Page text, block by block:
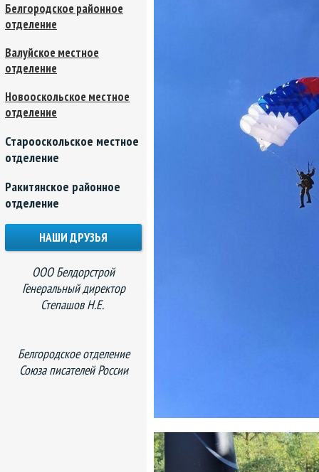
Белгородское районное
отделение
Валуйское местное
отделение
Новооскольское местное
отделение
Старооскольское местное
отделение
Ракитянское районное
отделение
НАШИ ДРУЗЬЯ
ООО Белдорстрой
Генеральный директор
Степашов Н.Е.
Белгородское отделение
Союза писателей России